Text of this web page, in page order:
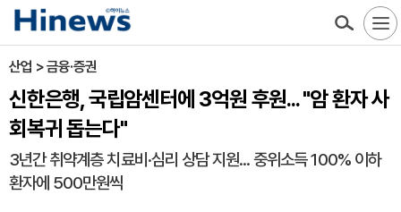
산업 > 금융·증권
신한은행, 국립암센터에 3억원 후원... "암 환자 사
회복귀 돕는다"
3년간 취약계층 치료비·심리 상담 지원... 중위소득 100% 이하
환자에 500만원씩